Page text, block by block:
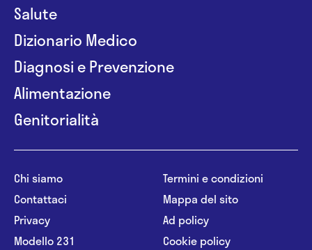
Salute
Dizionario Medico
Diagnosi e Prevenzione
Alimentazione
Genitorialità
Chi siamo
Contattaci
Privacy
Modello 231
Termini e condizioni
Mappa del sito
Ad policy
Cookie policy